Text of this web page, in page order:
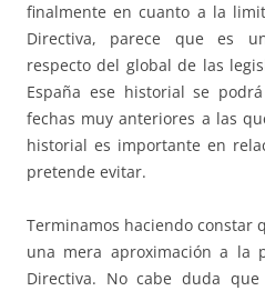
finalmente en cuanto a la
Directiva, parece que es
respecto del global de las
España ese historial se
fechas muy anteriores a las
historial es importante en
pretende evitar.
Terminamos haciendo constar
una mera aproximación a la
Directiva. No cabe duda